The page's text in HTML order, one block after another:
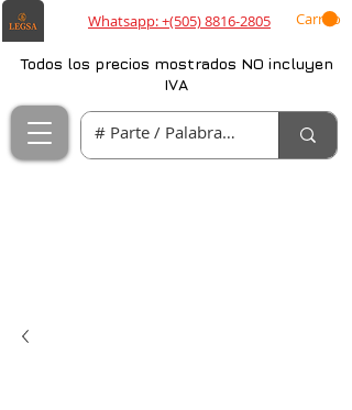
Whatsapp: +(505) 8816-2805 Carrito
Todos los precios mostrados NO incluyen
IVA